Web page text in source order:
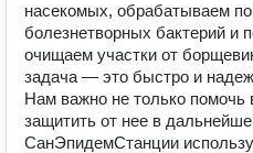
насекомых, обрабатываем
болезнетворных бактерий и
очищаем участки от
задача — это быстро и
Нам важно не только помочь
защитить от нее в
СанЭпидемСтанции